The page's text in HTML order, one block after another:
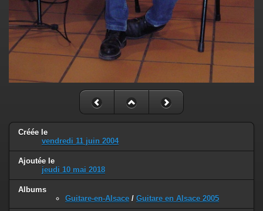
Créée le
vendredi 11 juin 2004
Ajoutée le
jeudi 10 mai 2018
Albums
Guitare-en-Alsace / Guitare en Alsace 2005